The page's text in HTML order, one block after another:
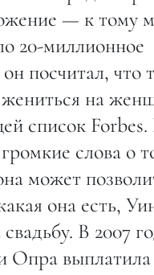
— к тому
20-миллионное
посчитал, что
на
список
слова о
может
она есть,
В 2007
Опра